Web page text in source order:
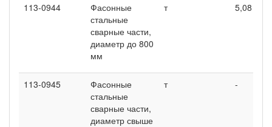
113-0944
Фасонные
стальные
сварные части,
диаметр до 800
мм
т 5,08
113-0945
Фасонные
стальные
сварные части,
диаметр свыше
т -